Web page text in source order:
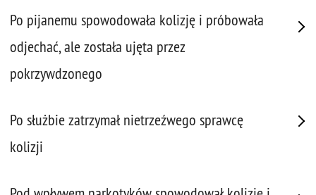
Po pijanemu spowodowała kolizję i próbowała
odjechać, ale została ujęta przez
pokrzywdzonego
Po służbie zatrzymał nietrzeźwego sprawcę
kolizji